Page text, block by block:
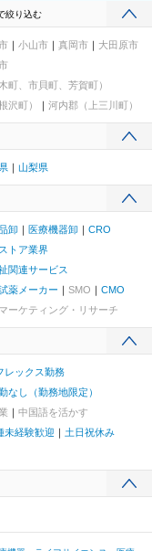
絞り込む
小山市 真岡市
大田原市
町、市貝町、芳賀町）
沢町） 河内郡（上三川町）
山梨県
卸 医療機器卸
CRO
トア業界
関連サービス
薬メーカー SMO
CMO
ーケティング・リサーチ
レックス勤務
なし（勤務地限定）
中国語を活かす
未経験歓迎
土日祝休み